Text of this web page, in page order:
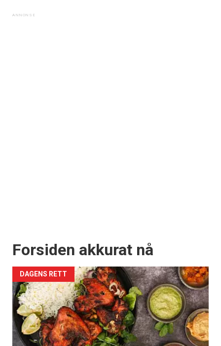
Forsiden akkurat nå
DAGENS RETT